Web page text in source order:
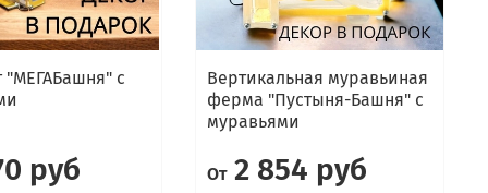
"МЕГАБашня" с
руб
Вертикальная муравьиная
ферма "Пустыня-Башня" с
муравьями
От2 854 руб